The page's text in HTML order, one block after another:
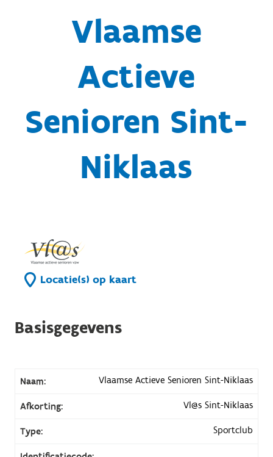
Vlaamse
Actieve
Senioren Sint-
Niklaas
Locatie(s) op kaart
Basisgegevens
Naam: Vlaamse Actieve Senioren Sint-Niklaas
Afkorting: Vl@s Sint-Niklaas
Type: Sportclub